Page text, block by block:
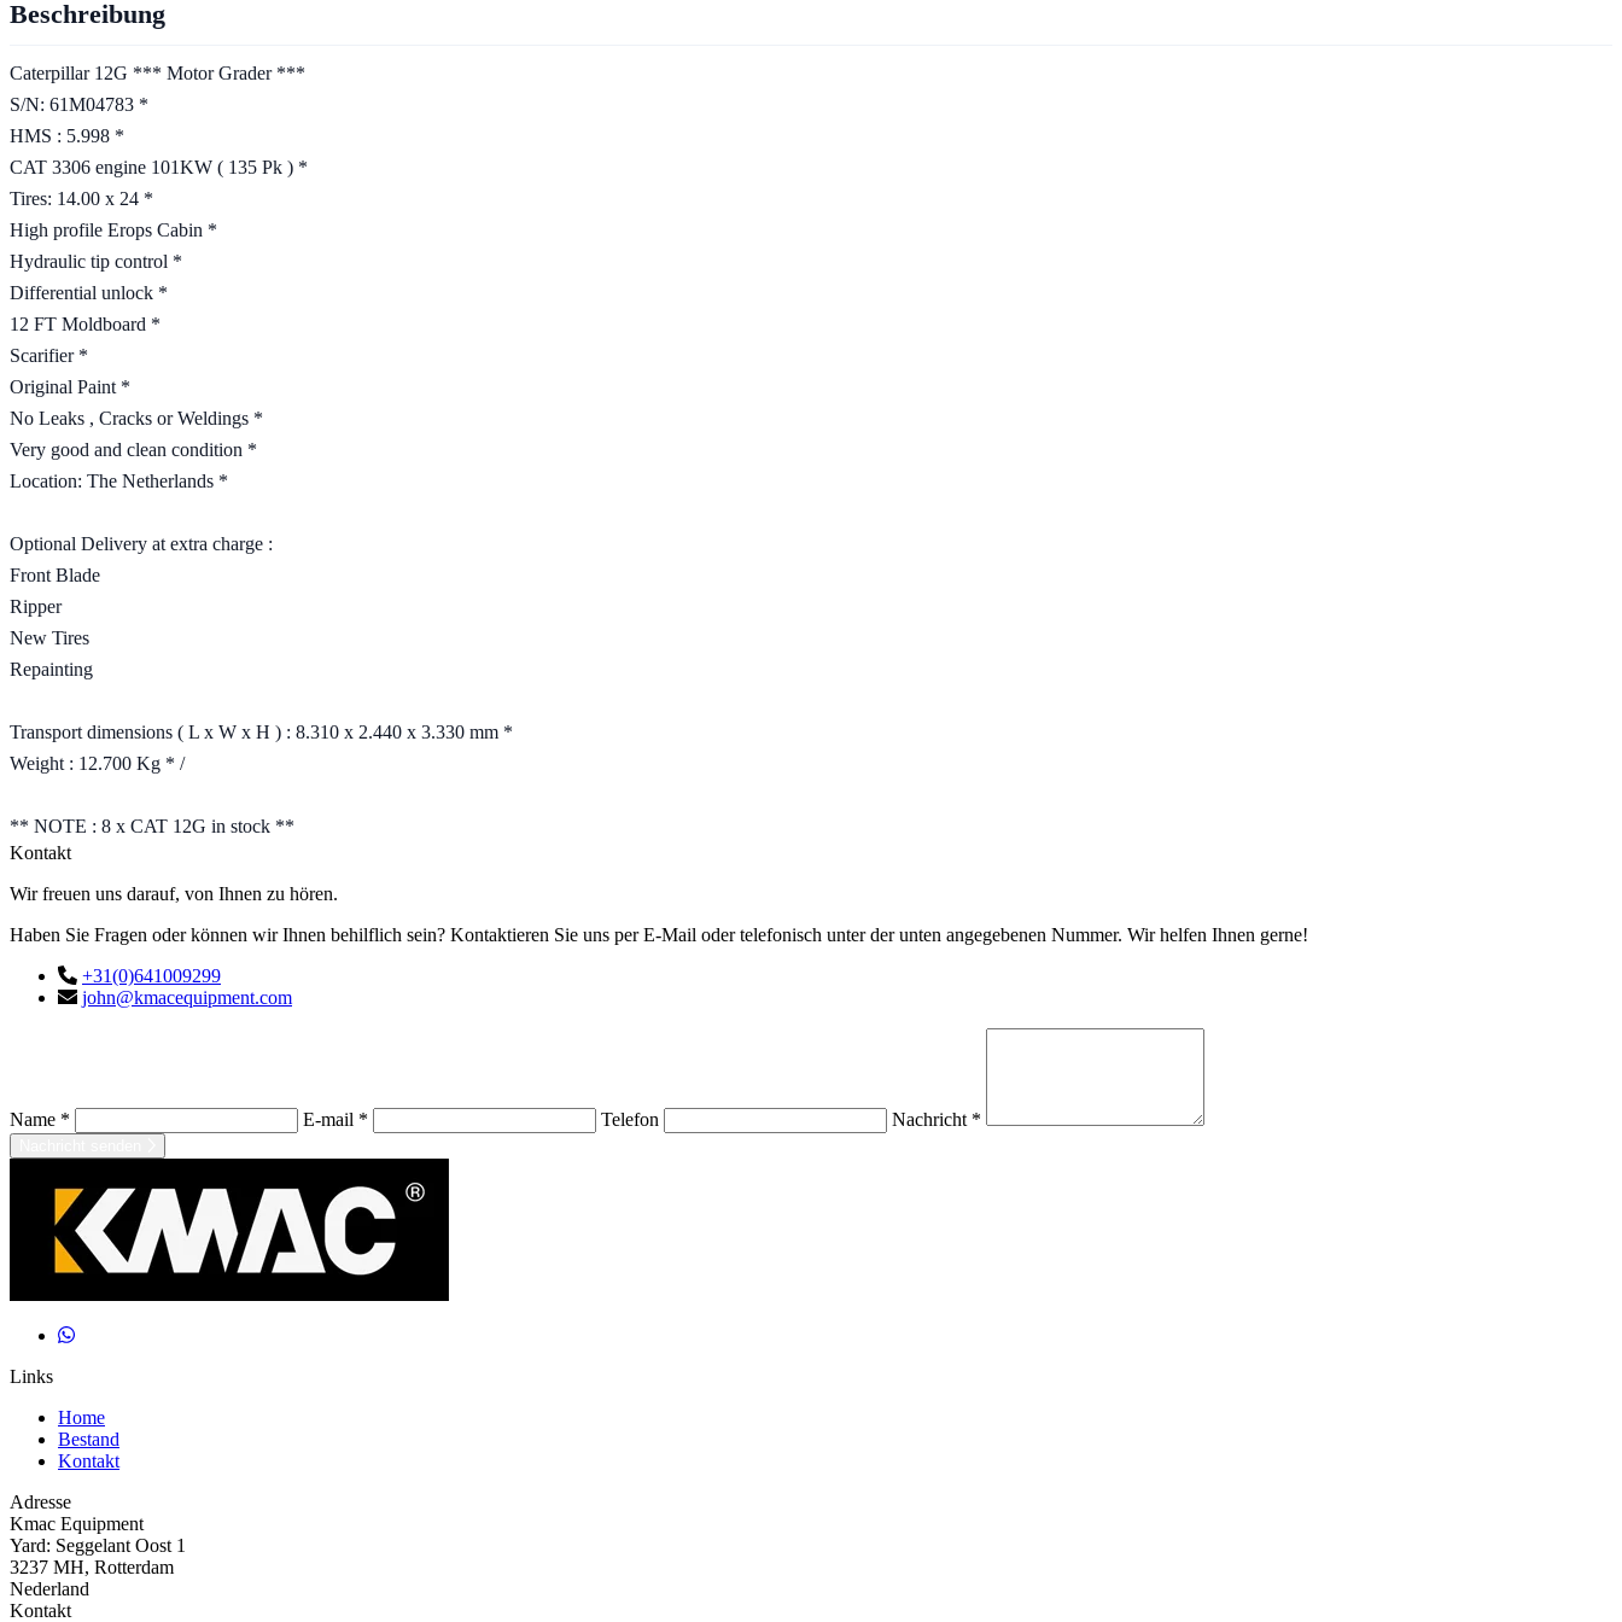
Beschreibung
Caterpillar 12G *** Motor Grader ***
S/N: 61M04783 *
HMS : 5.998 *
CAT 3306 engine 101KW ( 135 Pk ) *
Tires: 14.00 x 24 *
High profile Erops Cabin *
Hydraulic tip control *
Differential unlock *
12 FT Moldboard *
Scarifier *
Original Paint *
No Leaks , Cracks or Weldings *
Very good and clean condition *
Location: The Netherlands *
Optional Delivery at extra charge :
Front Blade
Ripper
New Tires
Repainting
Transport dimensions ( L x W x H ) : 8.310 x 2.440 x 3.330 mm *
Weight : 12.700 Kg * /
** NOTE : 8 x CAT 12G in stock **
Kontakt
Wir freuen uns darauf, von Ihnen zu hören.
Haben Sie Fragen oder können wir Ihnen behilflich sein? Kontaktieren Sie uns per E-Mail oder telefonisch unter der unten angegebenen Nummer. Wir helfen Ihnen gerne!
+31(0)641009299
john@kmacequipment.com
Name * E-mail * Telefon Nachricht *
Links
Home
Bestand
Kontakt
Adresse
Kmac Equipment
Yard: Seggelant Oost 1
3237 MH, Rotterdam
Nederland
Kontakt